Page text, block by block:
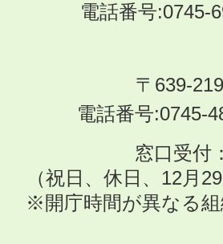
電話番号
〒639-
電話番号:0745-
窓口受付
（祝日、休日、12月
※開庁時間が異なる